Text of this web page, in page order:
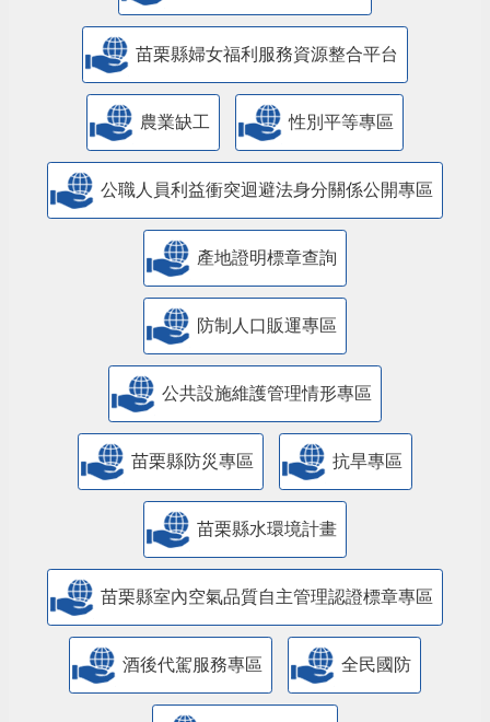
苗栗縣婦女福利服務資源整合平台
農業缺工 性別平等專區
公職人員利益衝突迴避法身分關係公開專區
產地證明標章查詢
防制人口販運專區
​公共設施維護管理情形專區
苗栗縣防災專區 抗旱專區
苗栗縣水環境計畫
苗栗縣室內空氣品質自主管理認證標章專區
酒後代駕服務專區 全民國防